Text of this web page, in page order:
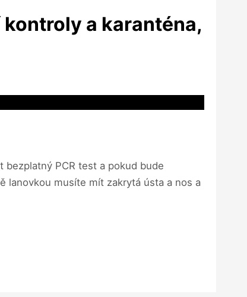
a karanténa,
bezplatný PCR test a pokud bude
lanovkou musíte mít zakrytá ústa a nos a